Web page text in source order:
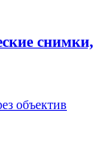
снимки,